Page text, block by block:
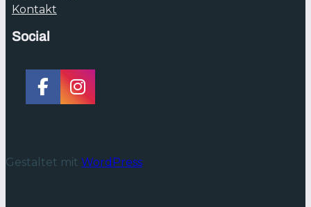
Kontakt
Social
Gestaltet mit WordPress